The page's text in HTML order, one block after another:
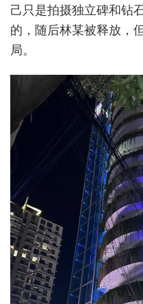
己只是拍摄独立碑和钻
的，随后林某被释放，
局。